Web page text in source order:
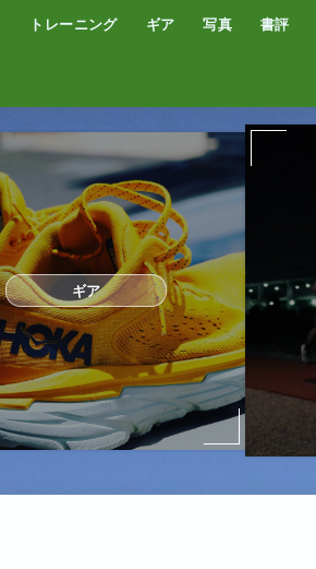
トレーニング ギア 写真 書評
ギア